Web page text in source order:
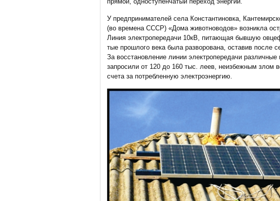
У предпринимателей села Константиновка,
(во времена СССР) «Дома животноводов» возникла
Линия электропередачи 10кВ, питающая бывшую
тые прошлого века была разворована, оставив после
За восстановление линии электропередачи различные
запросили от 120 до 160 тыс. леев, неизбежным злом
счета за потребленную электроэнергию.